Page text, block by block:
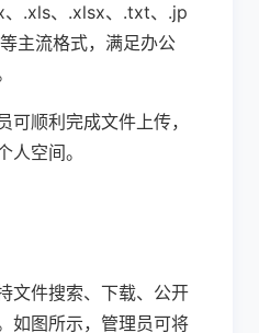
.xls、.xlsx、.txt、.jp
主流格式，满足办公
可顺利完成文件上传，
人空间。
文件搜索、下载、公开
如图所示，管理员可将